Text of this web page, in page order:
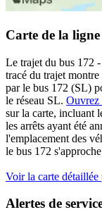
Carte de la
Le trajet du bus 172
tracé du trajet montre
par le bus 172 (SL)
le réseau SL. Ouvrez
sur la carte, incluant
les arrêts ayant été
l'emplacement des
le bus 172
Voir la carte
Alertes de